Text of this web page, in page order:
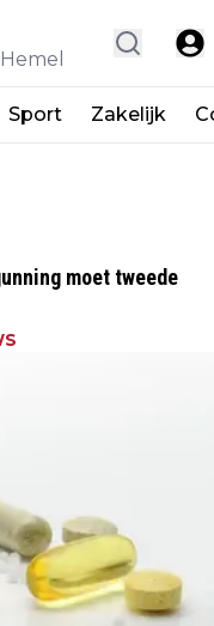
Sport Zakelijk
moet tweede